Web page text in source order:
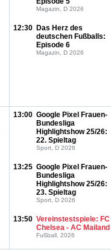
Magazin, D 2026
12:30 Das Herz des
deutschen Fußballs:
Episode 6
Magazin, D 2026
13:00 Google Pixel Frauen-
Bundesliga
Highlightshow 25/26:
22. Spieltag
Sport, D 2026
13:25 Google Pixel Frauen-
Bundesliga
Highlightshow 25/26:
23. Spieltag
Sport, D 2026
13:50 Vereinstestspiele: FC
Chelsea - AC Mailand
Fußball, 2026